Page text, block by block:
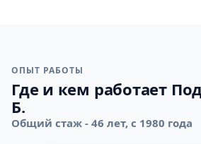
ОПЫТ РАБОТЫ
Где и кем работает
Б.
Общий стаж - 46 лет, с 1980 года